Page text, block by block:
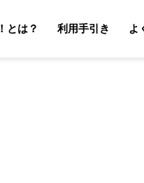
とは？
利用手引き
よ